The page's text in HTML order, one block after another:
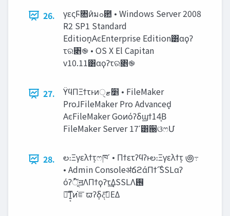
26.
γεςϜ৚݅ͷมߋ఺ • Windows Server 2008
R2 SP1 Standard
Edition͓ΑͼEnterprise Edition͸αϙʔ
τର৅֎ • OS X El Capitan
v10.11͸αϙʔτର৅֎
27.
ΫϥΠΞϯτͱͷ‫׵ޓ‬ੑ • FileMaker
ProɺFileMaker Pro Advanced͓
ΑͼFileMaker Goͷόʔδϣϯ14͔Β
FileMaker Server 17ʹ͸઀ଓෆՄ
28.
ల։Ξγελϯτ͕ෆཁʹ • Πϯετʔϥʔͱల։Ξγελϯτ͕ ౷߹
• Admin ConsoleॳճϩάΠϯ࣌ʹSSLαʔ
όʔূ໌ॻΛΠϯϙʔτ͢Δ͔SSLΛ࢖
༻͠ͳ͍͔ͷ֬ೝϖʔδ͕දࣔ͞ΕΔ